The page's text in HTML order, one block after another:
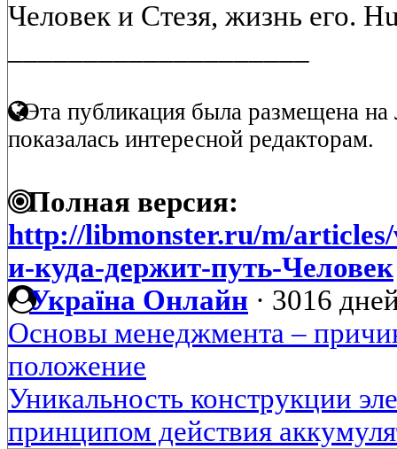
Человек и Стезя, жизнь его.
Эта публикация была размещена на
показалась интересной редакторам.
Полная версия:
http://libmonster.ru/m/
и-куда-держит-путь-Человек
Україна Онлайн · 3016
Основы менеджмента –
положение
Уникальность конструкции
принципом действия